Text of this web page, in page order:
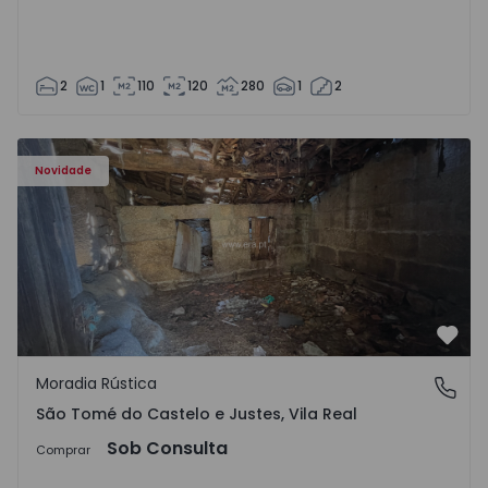
2 1 110 120 280 1 2
Novidade
Moradia Vila Real, São Tomé do Castelo e Justes -
São Tomé do Castelo e Justes, Vila Real
Moradia Rústica
São Tomé do Castelo e Justes, Vila Real
Comprar Sob Consulta